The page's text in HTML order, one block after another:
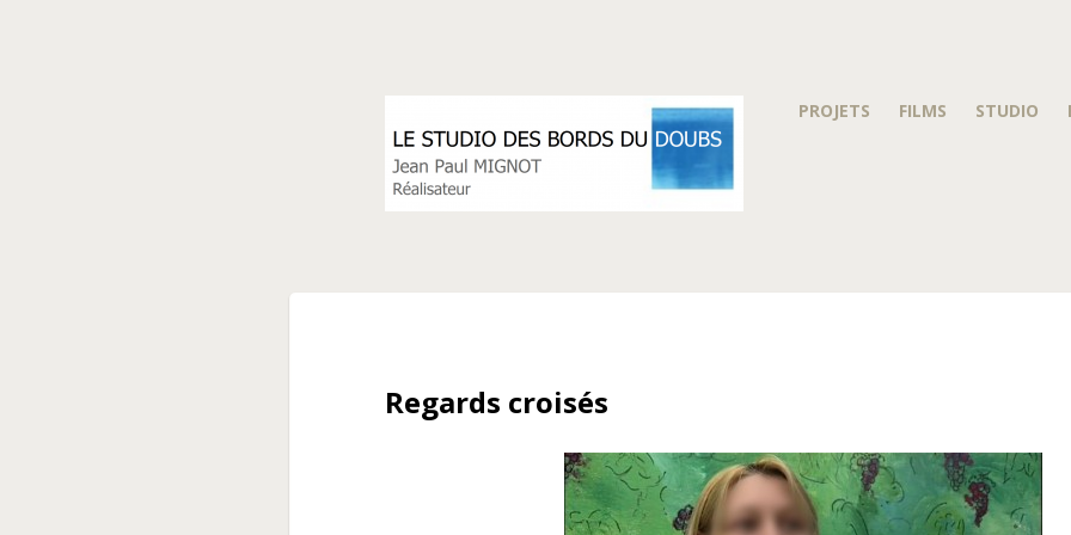
PROJETS FILMS STUDIO
Regards croisés